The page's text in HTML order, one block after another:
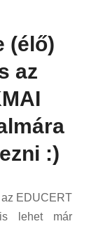
(élő)
az
:)
EDUCERT
lehet már